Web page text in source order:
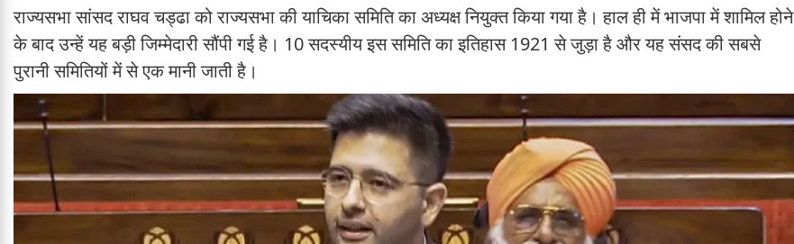
राज्यसभा सांसद राघव चड्ढा को राज्यसभा की याचिका समिति का अध्यक्ष नियुक्त किया गया है। हाल ही में भाजपा में शामिल होने
के बाद उन्हें यह बड़ी जिम्मेदारी सौंपी गई है। 10 सदस्यीय इस समिति का इतिहास 1921 से जुड़ा है और यह संसद की सबसे
पुरानी समितियों में से एक मानी जाती है।